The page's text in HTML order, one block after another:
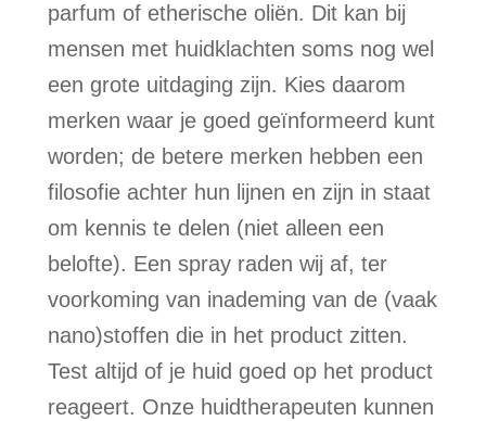
parfum of etherische oliën. Dit kan bij
mensen met huidklachten soms nog wel
een grote uitdaging zijn. Kies daarom
merken waar je goed geïnformeerd kunt
worden; de betere merken hebben een
filosofie achter hun lijnen en zijn in staat
om kennis te delen (niet alleen een
belofte). Een spray raden wij af, ter
voorkoming van inademing van de (vaak
nano)stoffen die in het product zitten.
Test altijd of je huid goed op het product
reageert. Onze huidtherapeuten kunnen